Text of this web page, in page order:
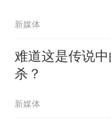
新媒体
难道这是传说
杀？
新媒体